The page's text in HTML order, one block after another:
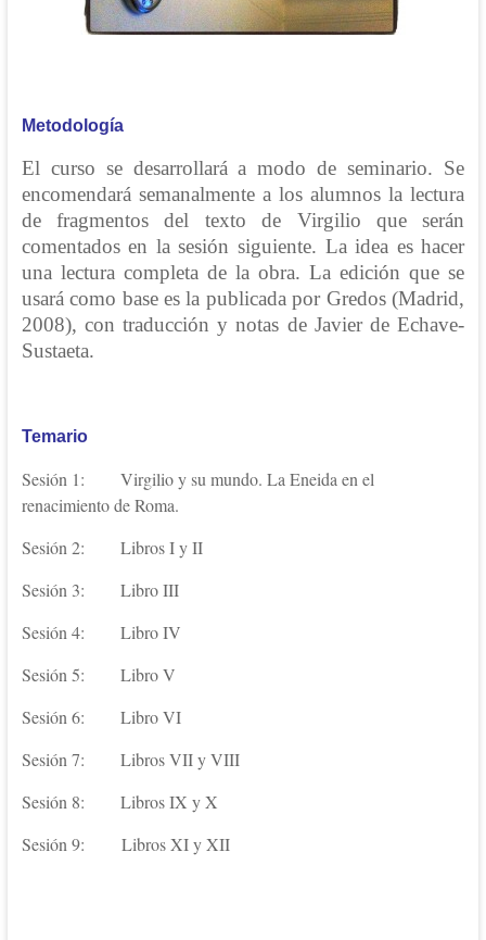
Metodología
El curso se desarrollará a modo de seminario. Se
encomendará semanalmente a los alumnos la lectura
de fragmentos del texto de Virgilio que serán
comentados en la sesión siguiente. La idea es hacer
una lectura completa de la obra. La edición que se
usará como base es la publicada por Gredos (Madrid,
2008), con traducción y notas de Javier de Echave-
Sustaeta.
Temario
Sesión 1: Virgilio y su mundo. La Eneida en el
renacimiento de Roma.
Sesión 2: Libros I y II
Sesión 3: Libro III
Sesión 4: Libro IV
Sesión 5: Libro V
Sesión 6: Libro VI
Sesión 7: Libros VII y VIII
Sesión 8: Libros IX y X
Sesión 9: Libros XI y XII